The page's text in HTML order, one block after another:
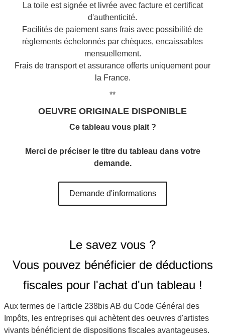
La toile est signée et livrée avec facture et certificat
d'authenticité.
Facilités de paiement sans frais avec possibilité de
règlements échelonnés par chèques, encaissables
mensuellement.
Frais de transport et assurance offerts uniquement pour
la France.
**
OEUVRE ORIGINALE DISPONIBLE
Ce tableau vous plait ?
Merci de préciser le titre du tableau dans votre
demande.
Demande d'informations
Le savez vous ?
Vous pouvez bénéficier de déductions
fiscales pour l'achat d'un tableau !
Aux termes de l'article 238bis AB du Code Général des
Impôts, les entreprises qui achètent des oeuvres d'artistes
vivants bénéficient de dispositions fiscales avantageuses.